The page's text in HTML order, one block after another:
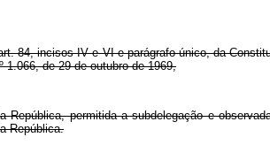
84, incisos IV e VI e parágrafo único, da
1.066, de 29 de outubro de 1969,
permitida a subdelegação e
República.